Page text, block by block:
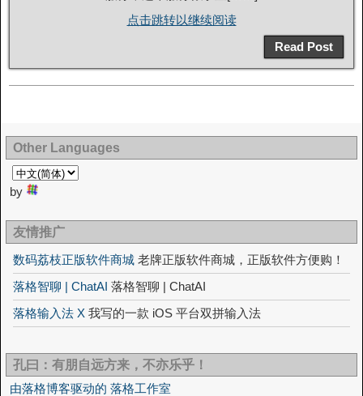
点击跳转以继续阅读
Read Post
Other Languages
by
友情推广
数码荔枝正版软件商城 老牌正版软件商城，正版软件方便购！
落格智聊 | ChatAI 落格智聊 | ChatAI
落格输入法 X 我写的一款 iOS 平台双拼输入法
孔曰：有朋自远方来，不亦乐乎！
由落格博客驱动的 落格工作室